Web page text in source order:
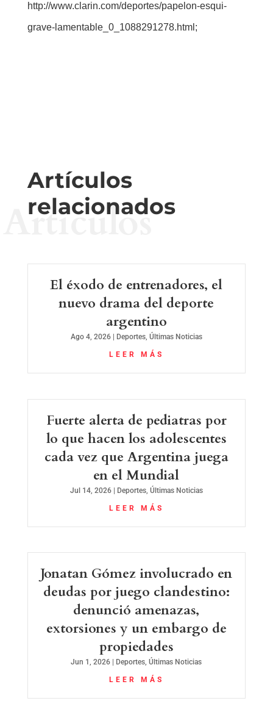
http://www.clarin.com/deportes/papelon-esqui-
grave-lamentable_0_1088291278.html ;
Artículos
relacionados
Artículos
El éxodo de entrenadores, el
nuevo drama del deporte
argentino
Ago 4, 2026| Deportes, Últimas Noticias
LEER MÁS
Fuerte alerta de pediatras por
lo que hacen los adolescentes
cada vez que Argentina juega
en el Mundial
Jul 14, 2026| Deportes, Últimas Noticias
LEER MÁS
Jonatan Gómez involucrado en
deudas por juego clandestino:
denunció amenazas,
extorsiones y un embargo de
propiedades
Jun 1, 2026 | Deportes,Últimas Noticias
LEER MÁS